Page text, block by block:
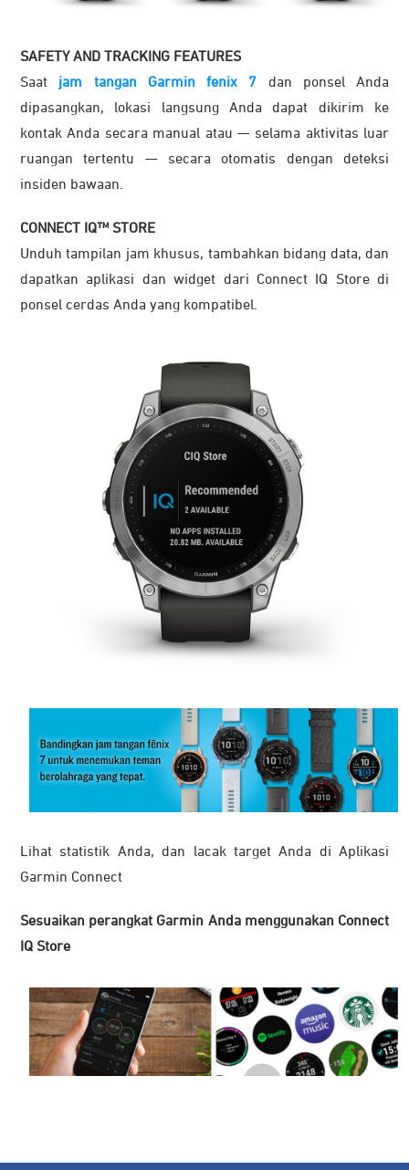
SAFETY AND TRACKING FEATURES
Saat jam tangan Garmin fenix 7 dan ponsel Anda
dipasangkan, lokasi langsung Anda dapat dikirim ke
kontak Anda secara manual atau — selama aktivitas luar
ruangan tertentu — secara otomatis dengan deteksi
insiden bawaan.
CONNECT IQ™ STORE
Unduh tampilan jam khusus, tambahkan bidang data, dan
dapatkan aplikasi dan widget dari Connect IQ Store di
ponsel cerdas Anda yang kompatibel.
Lihat statistik Anda, dan lacak target Anda di Aplikasi
Garmin Connect
Sesuaikan perangkat Garmin Anda menggunakan Connect
IQ Store